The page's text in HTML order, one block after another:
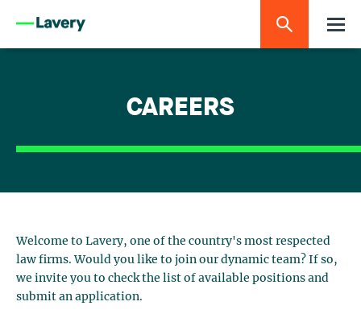
CAREERS
Welcome to Lavery, one of the country's most respected
law firms. Would you like to join our dynamic team? If so,
we invite you to check the list of available positions and
submit an application.